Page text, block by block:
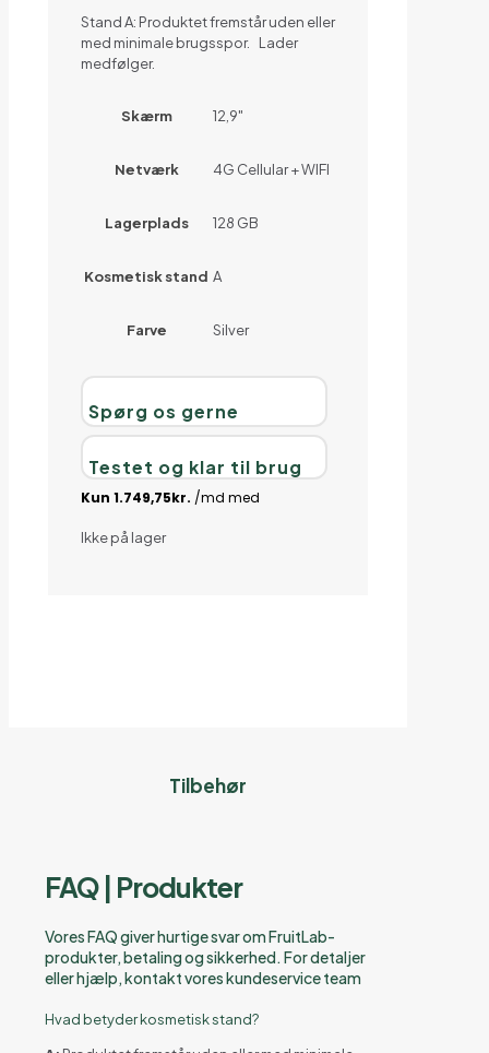
Stand A: Produktet fremstår uden eller
med minimale brugsspor. Lader
medfølger.
Skærm 12,9"
Netværk 4G Cellular + WIFI
Lagerplads 128 GB
Kosmetisk stand A
Farve Silver
Spørg os gerne
Testet og klar til brug
Ikke på lager
Tilbehør
FAQ | Produkter
Vores FAQ giver hurtige svar om FruitLab-
produkter, betaling og sikkerhed. For detaljer
eller hjælp, kontakt vores kundeservice team
Hvad betyder kosmetisk stand?